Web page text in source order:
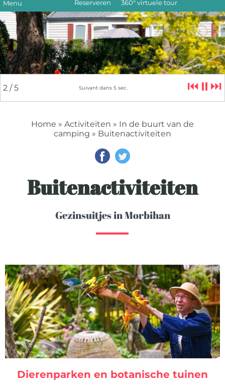
Reserveren 360° virtuele tour
2 / 5 Suivant dans 5sec. ⏮ ⏸ ⏭
Menu
Home » Activiteiten » In de buurt van de
camping » Buitenactiviteiten
Buitenactiviteiten
Gezinsuitjes in Morbihan
Dierenparken en botanische tuinen